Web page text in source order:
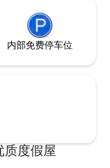
内部免费停车位
质度假屋